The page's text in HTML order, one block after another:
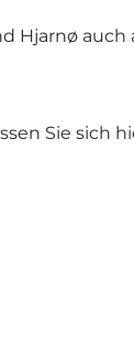
Hjarnø auch
Sie sich